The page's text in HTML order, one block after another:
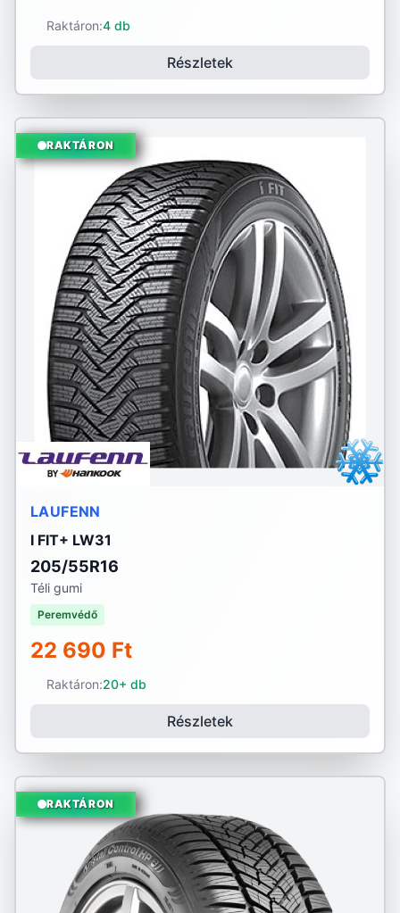
Raktáron:4 db
Részletek
RAKTÁRON
LAUFENN
I FIT+ LW31
205/55R16
Téli gumi
Peremvédő
22 690 Ft
Raktáron:20+ db
Részletek
RAKTÁRON